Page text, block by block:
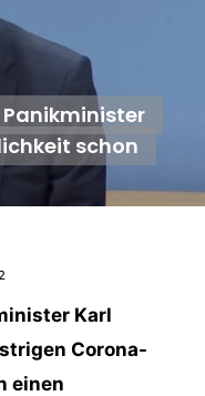
schon
Karl
Corona-
einen